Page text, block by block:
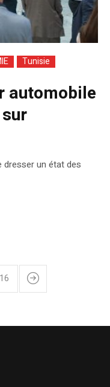
Tunisie
automobile
dresser un état des
16